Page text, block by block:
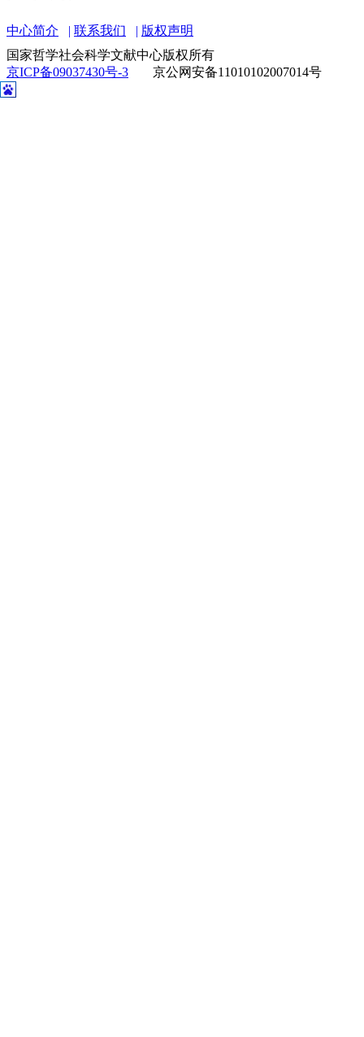
中心简介 联系我们
版权声明
国家哲学社会科学文献中心版权所有
京ICP备09037430号-3
京公网安备11010102007014号